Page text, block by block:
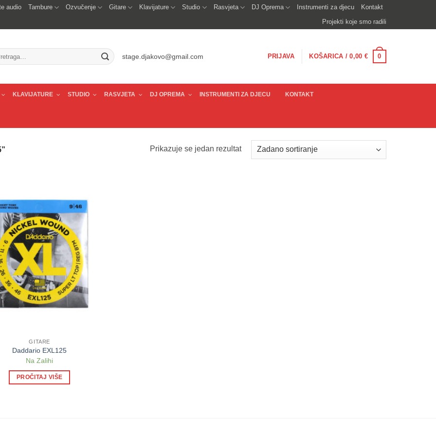
audio Tambure Ozvučenje Gitare Klavijature Studio Rasvjeta DJ Oprema Instrumenti za djecu
Kontakt
Projekti koje smo radili
stage.djakovo@gmail.com PRIJAVA KOŠARICA /0,00 € 0
KLAVIJATURE STUDIO RASVJETA DJ OPREMA INSTRUMENTI ZA DJECU KONTAKT
Prikazuje se jedan rezultat
GITARE
Daddario EXL125
Na Zalihi
PROČITAJ VIŠE